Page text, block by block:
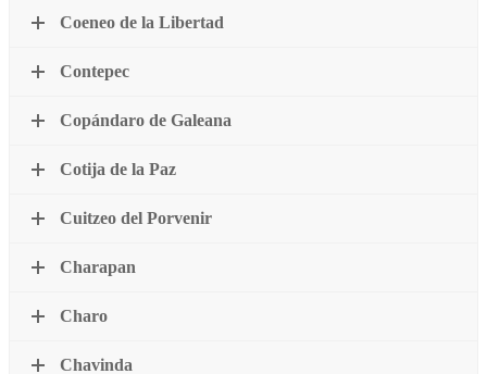
Coeneo de la Libertad
Contepec
Copándaro de Galeana
Cotija de la Paz
Cuitzeo del Porvenir
Charapan
Charo
Chavinda